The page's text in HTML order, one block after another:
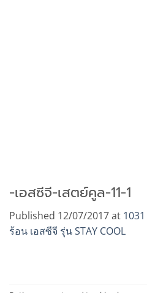
-เอสซีจี-เสตย์คูล-11-1
Published 12/07/2017at
ร้อน เอสซีจี รุ่น STAY COOL